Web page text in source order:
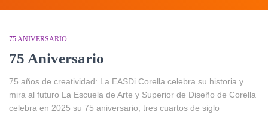
75 ANIVERSARIO
75 Aniversario
75 años de creatividad: La EASDi Corella celebra su historia y
mira al futuro La Escuela de Arte y Superior de Diseño de Corella
celebra en 2025 su 75 aniversario, tres cuartos de siglo